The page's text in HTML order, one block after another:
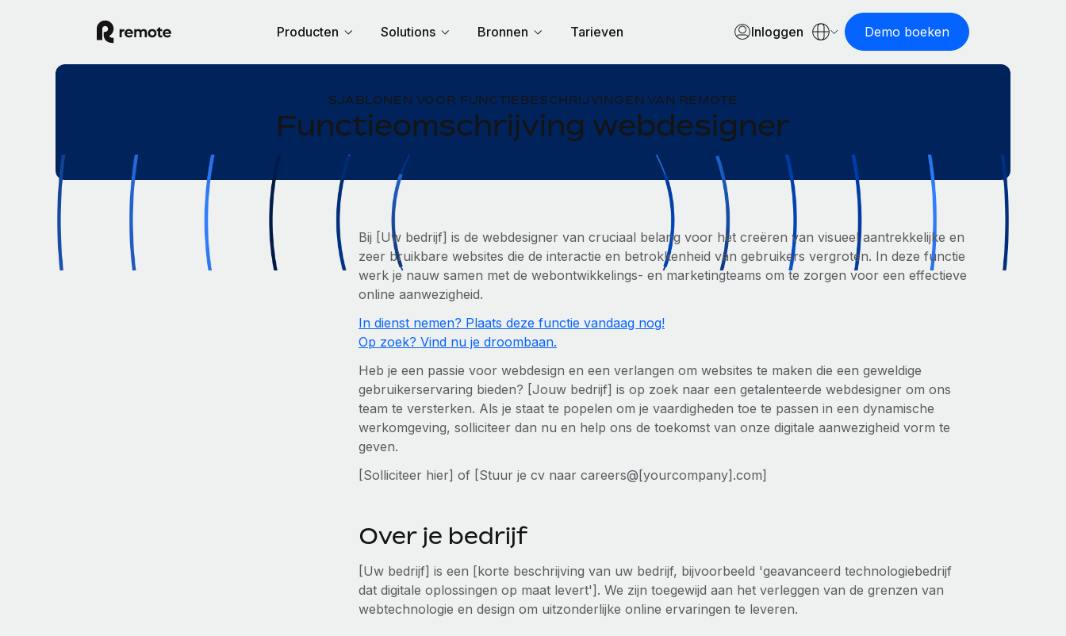
Producten Solutions Bronnen Tarieven Inloggen Demo boeken
SJABLONEN VOOR FUNCTIEBESCHRIJVINGEN VAN REMOTE
Functieomschrijving webdesigner
Bij [Uw bedrijf] is de webdesigner van cruciaal belang voor het creëren van visueel aantrekkelijke en
zeer bruikbare websites die de interactie en betrokkenheid van gebruikers vergroten. In deze functie
werk je nauw samen met de webontwikkelings- en marketingteams om te zorgen voor een effectieve
online aanwezigheid.
In dienst nemen? Plaats deze functie vandaag nog!
Op zoek? Vind nu je droombaan.
Heb je een passie voor webdesign en een verlangen om websites te maken die een geweldige
gebruikerservaring bieden? [Jouw bedrijf] is op zoek naar een getalenteerde webdesigner om ons
team te versterken. Als je staat te popelen om je vaardigheden toe te passen in een dynamische
werkomgeving, solliciteer dan nu en help ons de toekomst van onze digitale aanwezigheid vorm te
geven.
[Solliciteer hier] of [Stuur je cv naar careers@[yourcompany].com]
Over je bedrijf
[Uw bedrijf] is een [korte beschrijving van uw bedrijf, bijvoorbeeld 'geavanceerd technologiebedrijf
dat digitale oplossingen op maat levert']. We zijn toegewijd aan het verleggen van de grenzen van
webtechnologie en design om uitzonderlijke online ervaringen te leveren.